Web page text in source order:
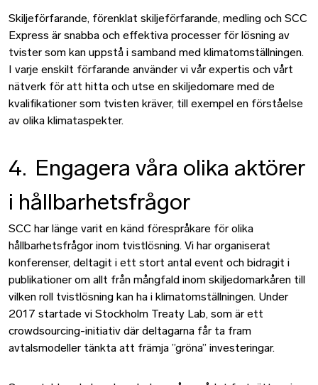
Skiljeförfarande, förenklat skiljeförfarande, medling och SCC
Express är snabba och effektiva processer för lösning av
tvister som kan uppstå i samband med klimatomställningen.
I varje enskilt förfarande använder vi vår expertis och vårt
nätverk för att hitta och utse en skiljedomare med de
kvalifikationer som tvisten kräver, till exempel en förståelse
av olika klimataspekter.
4. Engagera våra olika aktörer
i hållbarhetsfrågor
SCC har länge varit en känd förespråkare för olika
hållbarhetsfrågor inom tvistlösning. Vi har organiserat
konferenser, deltagit i ett stort antal event och bidragit i
publikationer om allt från mångfald inom skiljedomarkåren till
vilken roll tvistlösning kan ha i klimatomställningen. Under
2017 startade vi Stockholm Treaty Lab, som är ett
crowdsourcing-initiativ där deltagarna får ta fram
avtalsmodeller tänkta att främja ”gröna” investeringar.